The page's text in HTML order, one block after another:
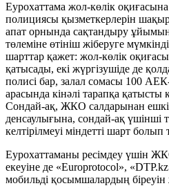
Еурохаттама жол-көлік
полициясы қызметкерлерін
апат орнында сақтандыру
төлеміне өтініш жіберуге
шарттар қажет: жол-көлік
қатысады, екі жүргізушіде де
полисі бар, залал сомасы 100
арасында кінәлі тарапқа қатысты
Сондай-ақ, ЖКО салдарынан
денсаулығына, сондай-ақ үшінші
келтірілмеуі міндетті шарт
Еурохаттаманы ресімдеу үшін
екеуіне де «Europrotocol»,
мобильді қосымшалардың